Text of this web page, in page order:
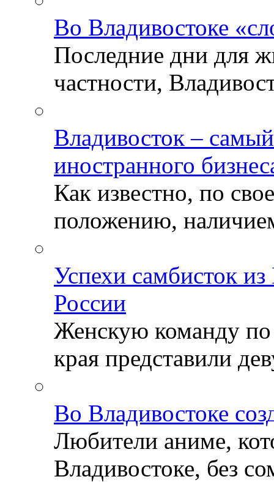
Во Владивостоке
Последние дни для
частности,
Владивосток –
иностранного
Как известно, по
положению,
Успехи самбисток
России
Женскую команду
края представили
Во Владивостоке
Любители аниме,
Владивостоке, без